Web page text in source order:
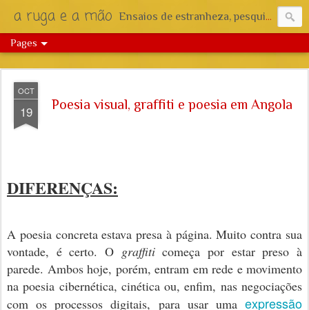
a ruga e a mão Ensaios de estranheza, pesquisa e reflexão.
Pages
OCT
19 Poesia visual, graffiti e poesia em Angola
DIFERENÇAS:
A poesia concreta estava presa à página. Muito contra sua
vontade, é certo. O graffiticomeça por estar preso à
parede. Ambos hoje, porém, entram em rede e movimento
na poesia cibernética, cinética ou, enfim, nas negociações
com os processos digitais, para usar uma expressão